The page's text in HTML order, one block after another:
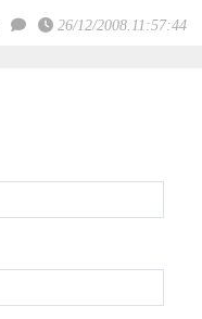
26/12/2008.11:57:44